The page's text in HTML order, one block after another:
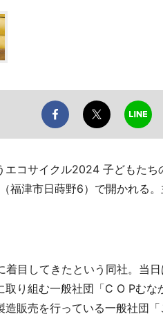
コサイクル2024 子どもたち
福津市日蒔野6）で開かれる。
目してきたという同社。当
取り組む一般社団「C O Pむな
販売を行っている一般社団「